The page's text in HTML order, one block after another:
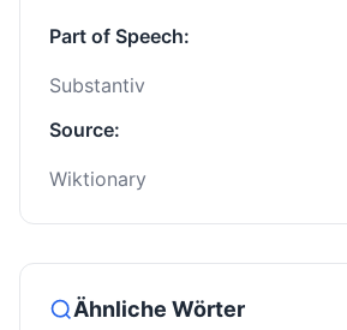
Part of Speech:
Substantiv
Source:
Wiktionary
Ähnliche Wörter